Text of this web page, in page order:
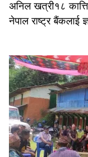
अनिल खत्री१८
नेपाल राष्ट्र बैंकलाई